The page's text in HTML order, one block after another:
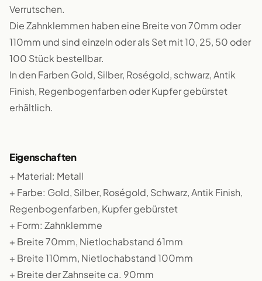
Verrutschen.
Die Zahnklemmen haben eine Breite von 70mm oder
110mm und sind einzeln oder als Set mit 10, 25, 50 oder
100 Stück bestellbar.
In den Farben Gold, Silber, Roségold, schwarz, Antik
Finish, Regenbogenfarben oder Kupfer gebürstet
erhältlich.
Eigenschaften
+ Material: Metall
+ Farbe: Gold, Silber, Roségold, Schwarz, Antik Finish,
Regenbogenfarben, Kupfer gebürstet
+ Form: Zahnklemme
+ Breite 70mm, Nietlochabstand 61mm
+ Breite 110mm, Nietlochabstand 100mm
+ Breite der Zahnseite ca. 90mm